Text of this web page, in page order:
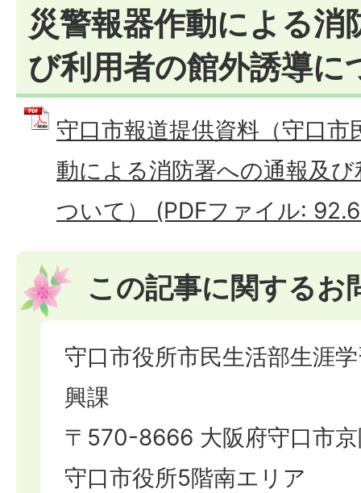
災警報器作動による消
び利用者の館外誘導に
守口市報道提供資料（守口市
動による消防署への通報及
ついて） (PDFファイル:
この記事に関するお
守口市役所市民生活部生涯
興課
〒570-8666 大阪府守口市
守口市役所5階南エリア